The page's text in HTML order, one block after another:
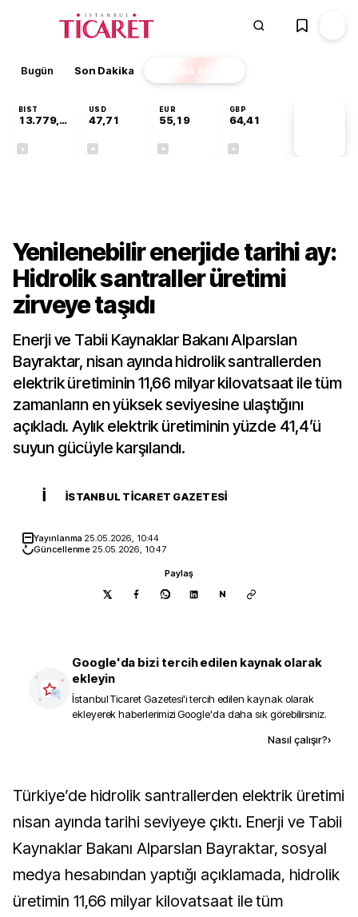
Bugün Son Dakika Finans EKSTRA
BIST
13.779,39
USD
47,71
EUR
55,19
GBP
64,41
Yenilenebilir enerjide tarihi ay:
Hidrolik santraller üretimi
zirveye taşıdı
Enerji ve Tabii Kaynaklar Bakanı Alparslan
Bayraktar, nisan ayında hidrolik santrallerden
elektrik üretiminin 11,66 milyar kilovatsaat ile tüm
zamanların en yüksek seviyesine ulaştığını
açıkladı. Aylık elektrik üretiminin yüzde 41,4’ü
suyun gücüyle karşılandı.
İ İSTANBUL TICARET GAZETESI
Yayınlanma 25.05.2026, 10:44
Güncellenme 25.05.2026, 10:47
Paylaş
N
Google'da bizi tercih edilen kaynak olarak
ekleyin
İstanbul Ticaret Gazetesi'i tercih edilen kaynak olarak
ekleyerek haberlerimizi Google'da daha sık görebilirsiniz.
Nasıl çalışır?›
Türkiye’de hidrolik santrallerden elektrik üretimi
nisan ayında tarihi seviyeye çıktı. Enerji ve Tabii
Kaynaklar Bakanı Alparslan Bayraktar, sosyal
medya hesabından yaptığı açıklamada, hidrolik
üretimin 11,66 milyar kilovatsaat ile tüm